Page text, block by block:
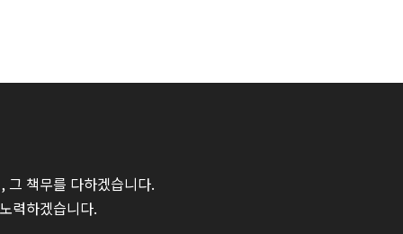
그 책무를 다하겠습니다.
력하겠습니다.